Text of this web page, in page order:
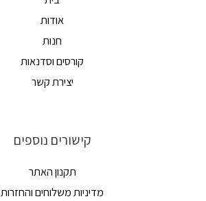
אודות
חנות
קורסים וסדנאות
יצירת קשר
קישורים נוספים
תקנון האתר
מדיניות משלוחים והחזרות